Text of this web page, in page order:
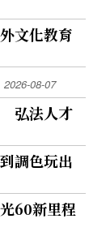
文化教育
2026-08-07
弘法人才
調色玩出
60新里程